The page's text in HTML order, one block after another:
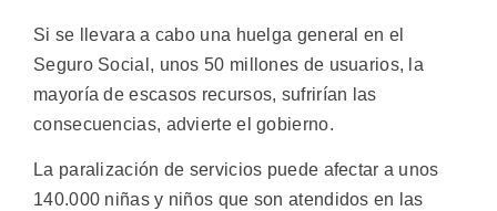
Si se llevara a cabo una huelga general en el
Seguro Social, unos 50 millones de usuarios, la
mayoría de escasos recursos, sufrirían las
consecuencias, advierte el gobierno.
La paralización de servicios puede afectar a unos
140.000 niñas y niños que son atendidos en las